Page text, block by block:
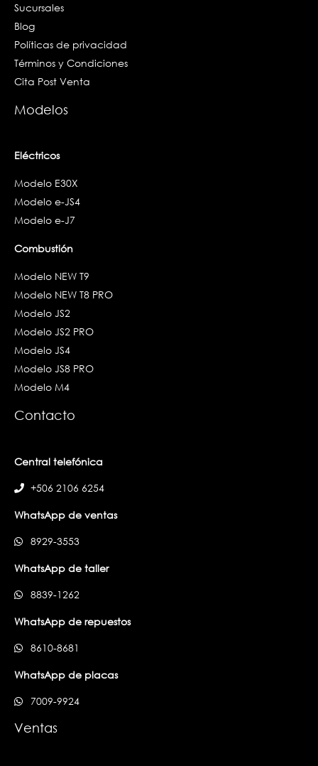
Sucursales
Blog
Políticas de privacidad
Términos y Condiciones
Cita Post Venta
Modelos
Eléctricos
Modelo E30X
Modelo e-JS4
Modelo e-J7
Combustión
Modelo NEW T9
Modelo NEW T8 PRO
Modelo JS2
Modelo JS2 PRO
Modelo JS4
Modelo JS8 PRO
Modelo M4
Contacto
Central telefónica
+506 2106 6254
WhatsApp de ventas
8929-3553
WhatsApp de taller
8839-1262
WhatsApp de repuestos
8610-8681
WhatsApp de placas
7009-9924
Ventas